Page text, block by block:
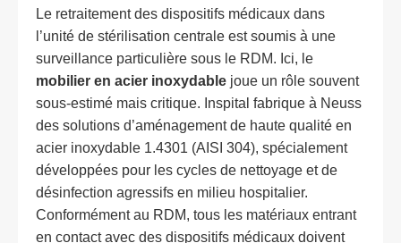
Le retraitement des dispositifs médicaux dans
l’unité de stérilisation centrale est soumis à une
surveillance particulière sous le RDM. Ici, le
mobilier en acier inoxydable joue un rôle souvent
sous-estimé mais critique. Inspital fabrique à Neuss
des solutions d’aménagement de haute qualité en
acier inoxydable 1.4301 (AISI 304), spécialement
développées pour les cycles de nettoyage et de
désinfection agressifs en milieu hospitalier.
Conformément au RDM, tous les matériaux entrant
en contact avec des dispositifs médicaux doivent